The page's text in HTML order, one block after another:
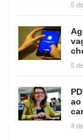
5
5
ao
4